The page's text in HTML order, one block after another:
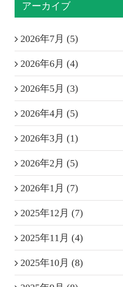
アーカイブ
2026年7月 (5)
2026年6月 (4)
2026年5月 (3)
2026年4月 (5)
2026年3月 (1)
2026年2月 (5)
2026年1月 (7)
2025年12月 (7)
2025年11月 (4)
2025年10月 (8)